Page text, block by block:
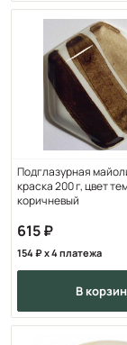
Подглазурная
краска 200 г, цвет
коричневый
615
154 x 4 платежа
в